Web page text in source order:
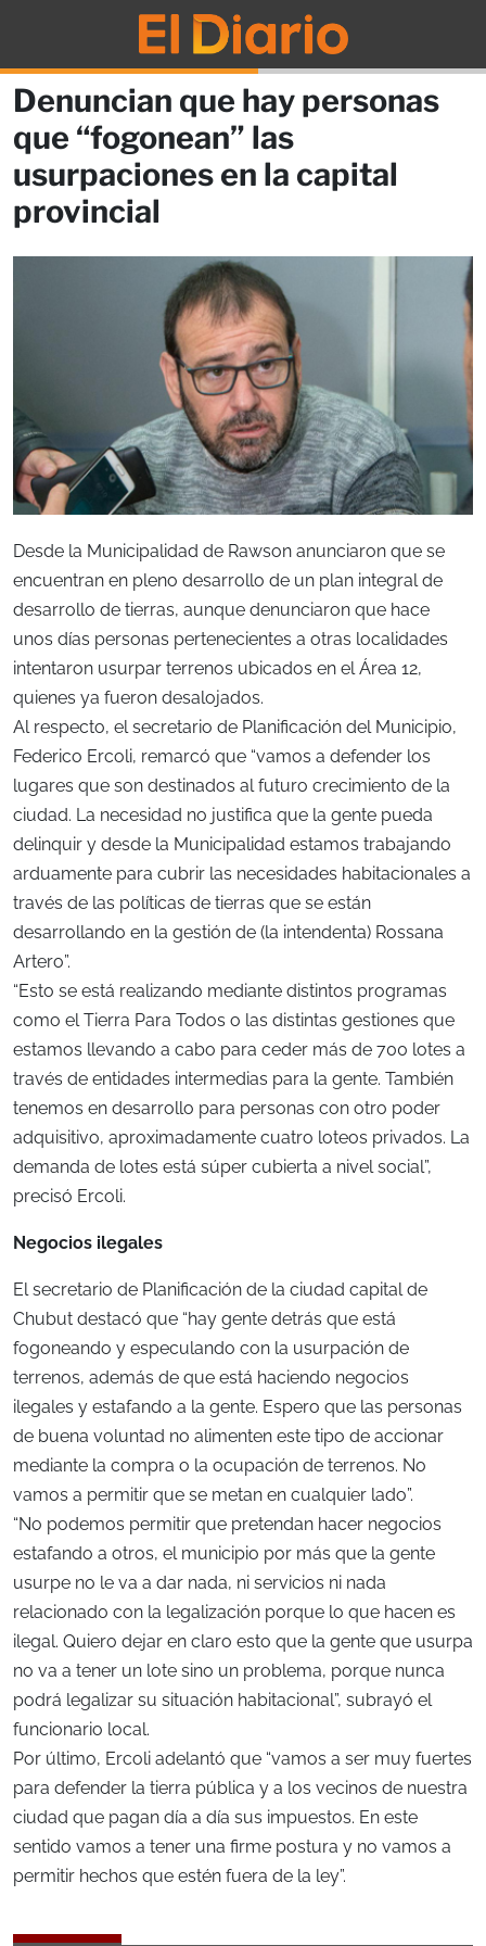
Denuncian que hay personas
que “fogonean” las
usurpaciones en la capital
provincial
Desde la Municipalidad de Rawson anunciaron que se
encuentran en pleno desarrollo de un plan integral de
desarrollo de tierras, aunque denunciaron que hace
unos días personas pertenecientes a otras localidades
intentaron usurpar terrenos ubicados en el Área 12,
quienes ya fueron desalojados.
Al respecto, el secretario de Planificación del Municipio,
Federico Ercoli, remarcó que “vamos a defender los
lugares que son destinados al futuro crecimiento de la
ciudad. La necesidad no justifica que la gente pueda
delinquir y desde la Municipalidad estamos trabajando
arduamente para cubrir las necesidades habitacionales a
través de las políticas de tierras que se están
desarrollando en la gestión de (la intendenta) Rossana
Artero”.
“Esto se está realizando mediante distintos programas
como el Tierra Para Todos o las distintas gestiones que
estamos llevando a cabo para ceder más de 700 lotes a
través de entidades intermedias para la gente. También
tenemos en desarrollo para personas con otro poder
adquisitivo, aproximadamente cuatro loteos privados. La
demanda de lotes está súper cubierta a nivel social”,
precisó Ercoli.
Negocios ilegales
El secretario de Planificación de la ciudad capital de
Chubut destacó que “hay gente detrás que está
fogoneando y especulando con la usurpación de
terrenos, además de que está haciendo negocios
ilegales y estafando a la gente. Espero que las personas
de buena voluntad no alimenten este tipo de accionar
mediante la compra o la ocupación de terrenos. No
vamos a permitir que se metan en cualquier lado”.
“No podemos permitir que pretendan hacer negocios
estafando a otros, el municipio por más que la gente
usurpe no le va a dar nada, ni servicios ni nada
relacionado con la legalización porque lo que hacen es
ilegal. Quiero dejar en claro esto que la gente que usurpa
no va a tener un lote sino un problema, porque nunca
podrá legalizar su situación habitacional”, subrayó el
funcionario local.
Por último, Ercoli adelantó que “vamos a ser muy fuertes
para defender la tierra pública y a los vecinos de nuestra
ciudad que pagan día a día sus impuestos. En este
sentido vamos a tener una firme postura y no vamos a
permitir hechos que estén fuera de la ley”.